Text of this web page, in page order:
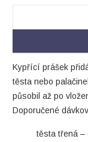
Kypřící prášek
těsta nebo
působil až po
Doporučené
těsta třená –